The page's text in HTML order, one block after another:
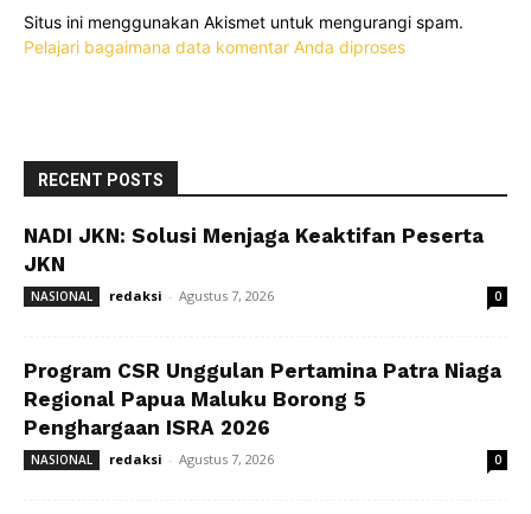
Situs ini menggunakan Akismet untuk mengurangi spam.
Pelajari bagaimana data komentar Anda diproses
RECENT POSTS
NADI JKN: Solusi Menjaga Keaktifan Peserta
JKN
NASIONAL redaksi - Agustus 7, 2026 0
Program CSR Unggulan Pertamina Patra Niaga
Regional Papua Maluku Borong 5
Penghargaan ISRA 2026
NASIONAL redaksi - Agustus 7, 2026 0